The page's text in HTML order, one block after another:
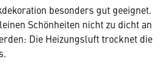
besonders gut geeignet.
Schönheiten nicht zu dicht an
Die Heizungsluft trocknet die